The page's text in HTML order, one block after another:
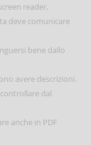
reader.
deve comunicare
bene dallo
avere descrizioni.
dal
anche in PDF